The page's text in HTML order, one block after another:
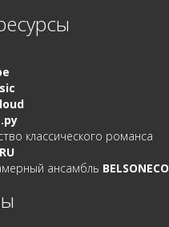
классического романса
ансамбль BELSONECO